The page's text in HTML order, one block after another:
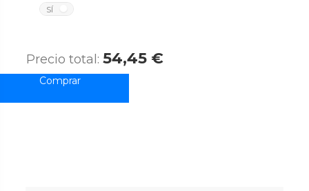
SÍ
Precio total: 54,45 €